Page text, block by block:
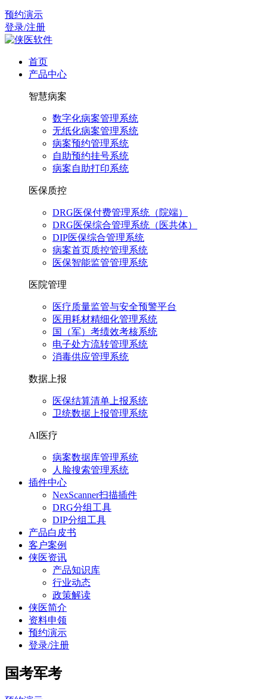
预约演示
登录/注册
首页
产品中心
智慧病案
数字化病案管理系统
无纸化病案管理系统
病案预约管理系统
自助预约挂号系统
病案自助打印系统
医保质控
DRG医保付费管理系统（院端）
DRG医保综合管理系统（医共体）
DIP医保综合管理系统
病案首页质控管理系统
医保智能监管管理系统
医院管理
医疗质量监管与安全预警平台
医用耗材精细化管理系统
国（军）考绩效考核系统
电子处方流转管理系统
消毒供应管理系统
数据上报
医保结算清单上报系统
卫统数据上报管理系统
AI医疗
病案数据库管理系统
人脸搜索管理系统
插件中心
NexScanner扫描插件
DRG分组工具
DIP分组工具
产品白皮书
客户案例
侠医资讯
产品知识库
行业动态
政策解读
侠医简介
资料申领
预约演示
登录/注册
国考军考